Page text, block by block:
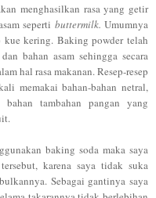
menghasilkan rasa yang getir
seperti buttermilk. Umumnya
kue kering. Baking powder telah
bahan asam sehingga secara
hal rasa makanan. Resep-resep
memakai bahan-bahan netral,
tambahan pangan yang
baking soda maka saya
karena saya tidak suka
Sebagai gantinya saya